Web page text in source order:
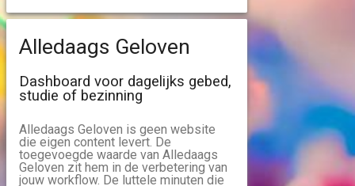
Alledaags Geloven
Dashboard voor dagelijks gebed,
studie of bezinning
Alledaags Geloven is geen website
die eigen content levert. De
toegevoegde waarde van Alledaags
Geloven zit hem in de verbetering van
jouw workflow. De luttele minuten die